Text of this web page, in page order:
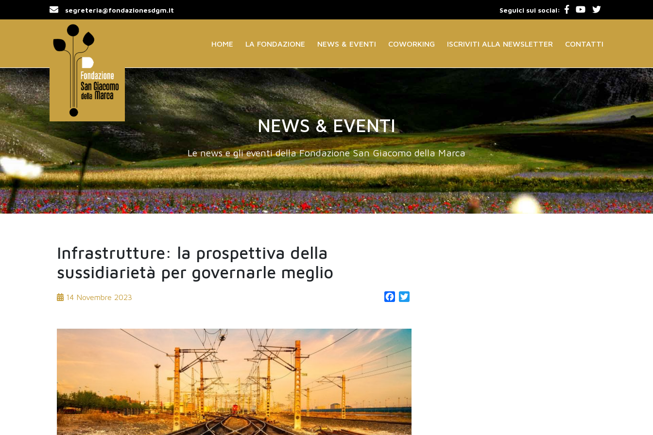
segreteria@fondazionesdgm.it Seguici sui social:
HOME LA FONDAZIONE NEWS & EVENTI COWORKING ISCRIVITI ALLA NEWSLETTER CONTATTI
NEWS & EVENTI
Le news e gli eventi della Fondazione San Giacomo della Marca
Infrastrutture: la prospettiva della
sussidiarietà per governarle meglio
14 Novembre 2023 Facebook